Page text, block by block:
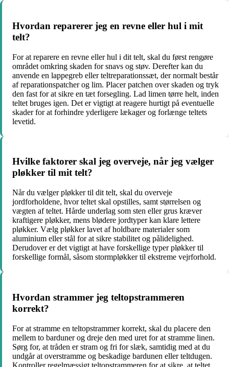
Hvordan reparerer jeg en revne eller hul i mit
telt?
For at reparere en revne eller hul i dit telt, skal du først rengøre
området omkring skaden for snavs og støv. Derefter kan du
anvende en lappegreb eller teltreparationssæt, der normalt består
af reparationspatcher og lim. Placer patchen over skaden og tryk
den fast for at sikre en tæt forsegling. Lad limen tørre helt, inden
teltet bruges igen. Det er vigtigt at reagere hurtigt på eventuelle
skader for at forhindre yderligere lækager og forlænge teltets
levetid.
Hvilke faktorer skal jeg overveje, når jeg vælger
pløkker til mit telt?
Når du vælger pløkker til dit telt, skal du overveje
jordforholdene, hvor teltet skal opstilles, samt størrelsen og
vægten af teltet. Hårde underlag som sten eller grus kræver
kraftigere pløkker, mens blødere jordtyper kan klare lettere
pløkker. Vælg pløkker lavet af holdbare materialer som
aluminium eller stål for at sikre stabilitet og pålidelighed.
Derudover er det vigtigt at have forskellige typer pløkker til
forskellige formål, såsom stormpløkker til ekstreme vejrforhold.
Hvordan strammer jeg teltopstrammeren
korrekt?
For at stramme en teltopstrammer korrekt, skal du placere den
mellem to barduner og dreje den med uret for at stramme linen.
Sørg for, at tråden er stram og fri for slæk, samtidig med at du
undgår at overstramme og beskadige bardunen eller teltdugen.
Kontroller regelmæssigt teltopstrammeren for at sikre, at teltet